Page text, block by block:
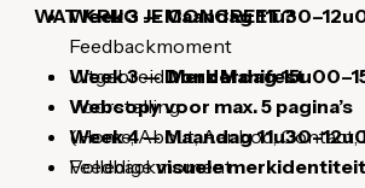
Week 3 — Maandag
Feedbackmoment
Week 3 — Donderdag
Voorstelling
Week 4 — Maandag
Feedbackmoment
WAT KRIJG JE CONCREET?
UitgebreidMerk Manifest
Webcopy voor max. 5 pagina’s
(Home, About, Aanbod, Contact,
Volledigevisuele